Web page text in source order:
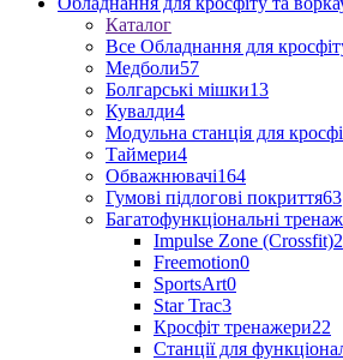
Каталог
Все Обладнання для
Медболи57
Болгарські мішки13
Кувалди4
Модульна станція для
Таймери4
Обважнювачі164
Гумові підлогові покриття63
Багатофункціональні
Impulse Zone (Crossfit)2
Freemotion0
SportsArt0
Star Trac3
Кросфіт тренажери22
Станції для